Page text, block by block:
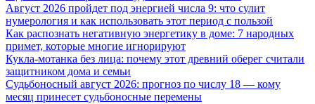
Август 2026 пройдет под энергией числа 9: что сулит
нумерология и как использовать этот период с пользой
Как распознать негативную энергетику в доме: 7 народных
примет, которые многие игнорируют
Кукла-мотанка без лица: почему этот древний оберег считали
защитником дома и семьи
Судьбоносный август 2026: прогноз по числу 18 — кому
месяц принесет судьбоносные перемены